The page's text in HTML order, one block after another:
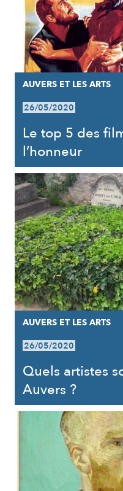
AUVERS ET LES ARTS
26/05/2020
Le top 5 des
l’honneur
AUVERS ET LES ARTS
26/05/2020
Quels artistes
Auvers ?